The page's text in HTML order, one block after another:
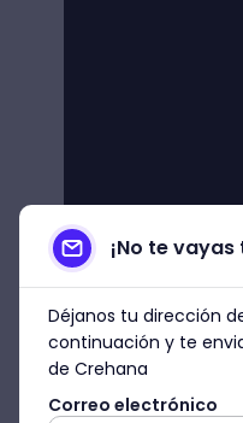
¡No te
Déjanos tu dirección
continuación y te
de Crehana
Correo electrónico